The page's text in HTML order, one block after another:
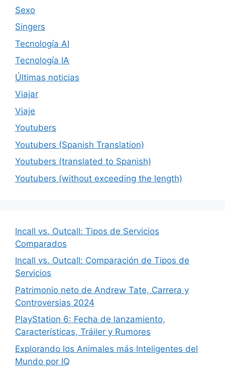
Sexo
Singers
Tecnología AI
Tecnología IA
Últimas noticias
Viajar
Viaje
Youtubers
Youtubers (Spanish Translation)
Youtubers (translated to Spanish)
Youtubers (without exceeding the length)
Incall vs. Outcall: Tipos de Servicios
Comparados
Incall vs. Outcall: Comparación de Tipos de
Servicios
Patrimonio neto de Andrew Tate, Carrera y
Controversias 2024
PlayStation 6: Fecha de lanzamiento,
Características, Tráiler y Rumores
Explorando los Animales más Inteligentes del
Mundo por IQ